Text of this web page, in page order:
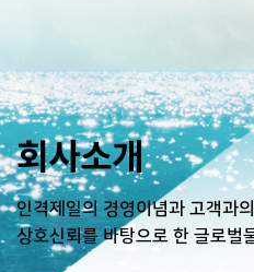
회사소개
인격제일의 경영이념과 고객과의
상호신뢰를 바탕으로 한 글로벌